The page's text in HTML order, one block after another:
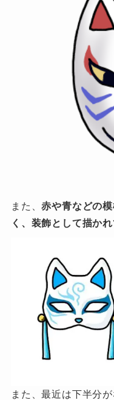
また、赤や青などの
く、装飾として描かれ
また、最近は下半分